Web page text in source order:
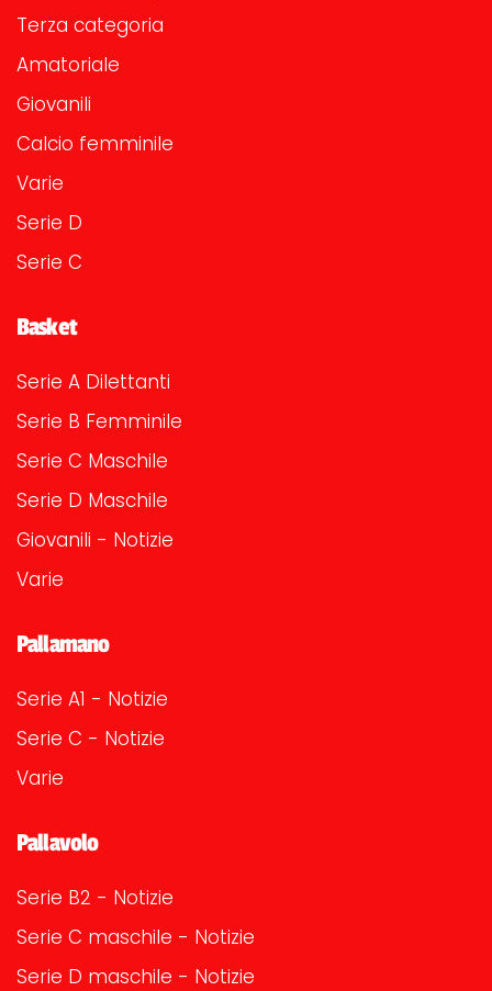
Terza categoria
Amatoriale
Giovanili
Calcio femminile
Varie
Serie D
Serie C
Basket
Serie A Dilettanti
Serie B Femminile
Serie C Maschile
Serie D Maschile
Giovanili - Notizie
Varie
Pallamano
Serie A1 - Notizie
Serie C - Notizie
Varie
Pallavolo
Serie B2 - Notizie
Serie C maschile - Notizie
Serie D maschile - Notizie